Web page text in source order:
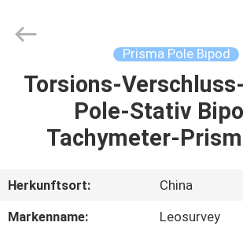
HAUS
PRODUKTE
ÜBER
UNS
Co.,Ltd.
Prisma Pole Bipod
Torsions-
Pole-Stativ
Tachymeter-
Herkunftsort:
China
Markenname:
Leosurvey